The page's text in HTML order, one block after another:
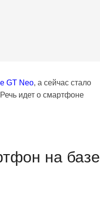
GT Neo, а сейчас стало
идет о смартфоне
на базе